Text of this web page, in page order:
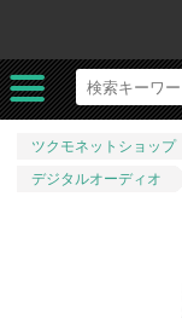
ツクモネットショップ
デジタルオーディオ